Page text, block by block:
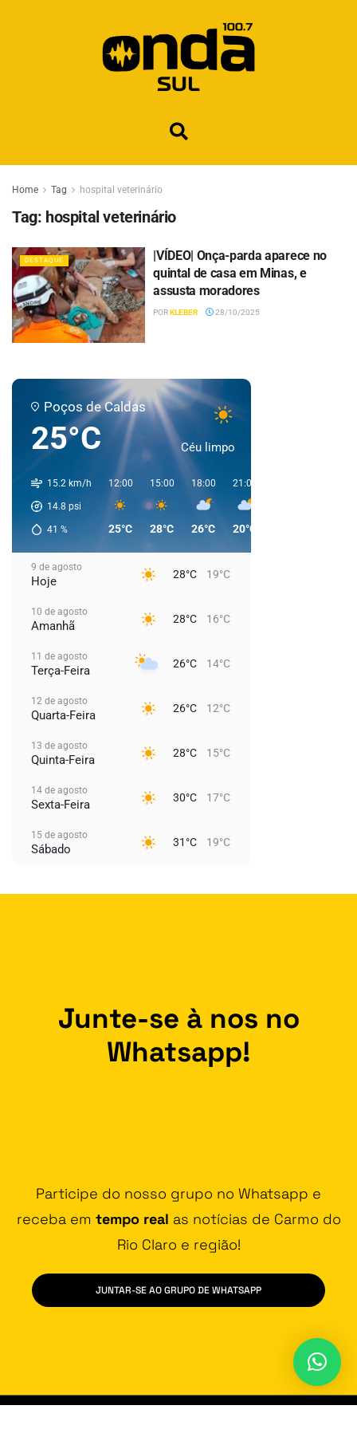
Home Tag hospital veterinário
Tag: hospital veterinário
DESTAQUE
|VÍDEO| Onça-parda aparece no
quintal de casa em Minas, e
assusta moradores
PORKLEBER 28/10/2025
Poços de Caldas
25°C Céu limpo
15.2 km/h
14.8 psi
41 %
12:00
25°C
15:00
28°C
18:00
26°C
21:00
20°C
9 de agosto
Hoje 28°C 19°C
10 de agosto
Amanhã 28°C 16°C
11 de agosto
Terça-Feira 26°C 14°C
12 de agosto
Quarta-Feira 26°C 12°C
13 de agosto
Quinta-Feira 28°C 15°C
14 de agosto
Sexta-Feira 30°C 17°C
15 de agosto
Sábado 31°C 19°C
Junte-se à nos no
Whatsapp!
Participe do nosso grupo no Whatsapp e
receba em tempo real as notícias de Carmo do
Rio Claro e região!
JUNTAR-SE AO GRUPO DE WHATSAPP